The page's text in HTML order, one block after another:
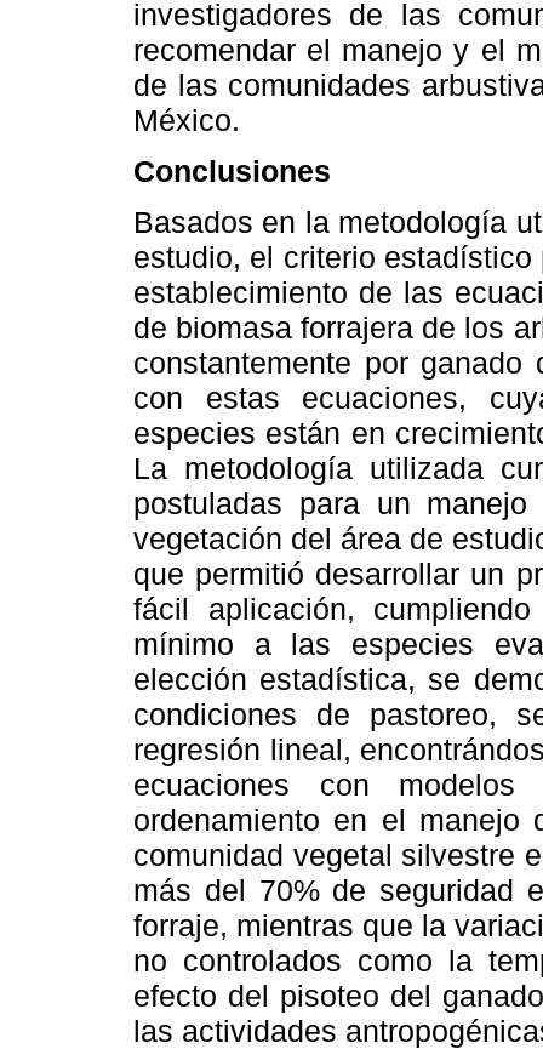
investigadores de las
recomendar el manejo y el
de las comunidades
México.
Conclusiones
Basados en la metodología
estudio, el criterio
establecimiento de las
de biomasa forrajera de los
constantemente por ganado
con estas ecuaciones,
especies están en
La metodología utilizada
postuladas para un
vegetación del área de
que permitió desarrollar un
fácil aplicación,
mínimo a las especies
elección estadística, se
condiciones de pastoreo,
regresión lineal,
ecuaciones con
ordenamiento en el manejo
comunidad vegetal silvestre
más del 70% de seguridad
forraje, mientras que la
no controlados como la
efecto del pisoteo del
las actividades